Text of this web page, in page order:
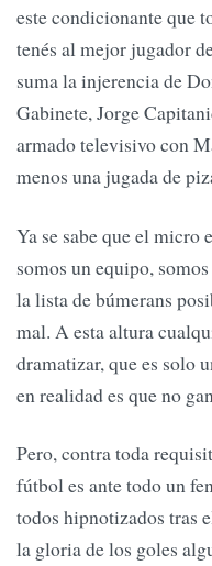
este condicionante que
tenés al mejor jugador
suma la injerencia de
Gabinete, Jorge
armado televisivo con
menos una jugada de
Ya se sabe que el micro
somos un equipo,
la lista de búmerans
mal. A esta altura
dramatizar, que es solo
en realidad es que no
Pero, contra toda
fútbol es ante todo un
todos hipnotizados tras
la gloria de los goles